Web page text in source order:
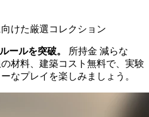
けた厳選コレクション
ールを突破。
所持金 減らな
材料、建築コスト無料で、実験
なプレイを楽しみましょう。